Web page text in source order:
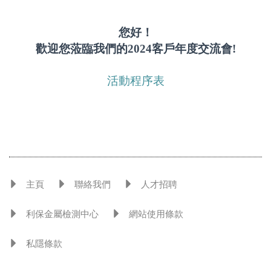
您好！
歡迎您蒞臨我們的2024客戶年度交流會!
活動程序表
主頁 聯絡我們 人才招聘
利保金屬檢測中心 網站使用條款
私隱條款